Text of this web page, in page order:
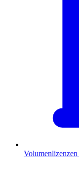
Volumenlizenzen